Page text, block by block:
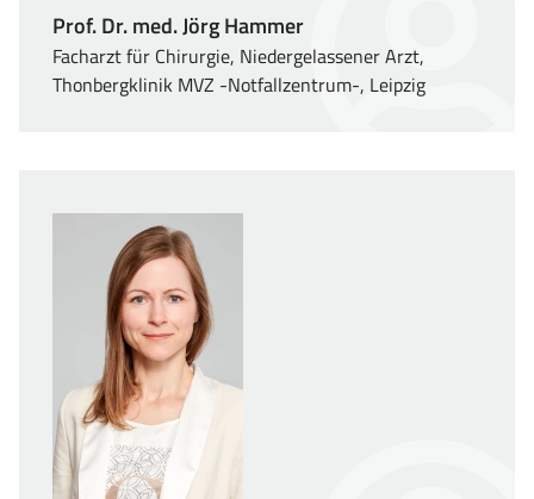
Prof. Dr. med. Jörg Hammer
Facharzt für Chirurgie, Niedergelassener Arzt,
Thonbergklinik MVZ -Notfallzentrum-, Leipzig